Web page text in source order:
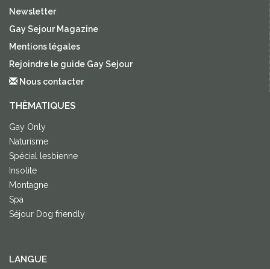
Newsletter
Gay Sejour Magazine
Mentions légales
Rejoindre le guide Gay Sejour
Nous contacter
THÈMATIQUES
Gay Only
Naturisme
Spécial lesbienne
Insolite
Montagne
Spa
Séjour Dog friendly
LANGUE